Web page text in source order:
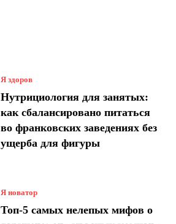
Я здоров
Нутрициология для занятых:
как сбалансировано питаться
во франковских заведениях без
ущерба для фигуры
Я новатор
Топ-5 самых нелепых мифов о